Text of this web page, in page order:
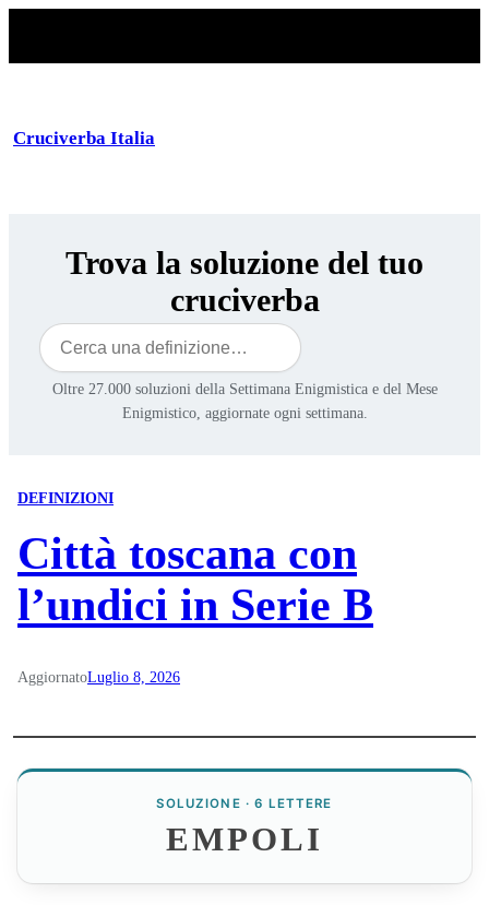
Cruciverba Italia
Trova la soluzione del tuo
cruciverba
Cerca
Oltre 27.000 soluzioni della Settimana Enigmistica e del Mese
Enigmistico, aggiornate ogni settimana.
DEFINIZIONI
Città toscana con
l’undici in Serie B
AggiornatoLuglio 8, 2026
SOLUZIONE · 6 LETTERE
EMPOLI